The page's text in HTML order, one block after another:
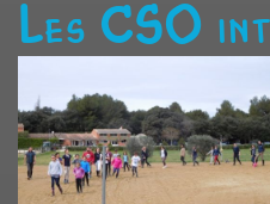
Les CSO